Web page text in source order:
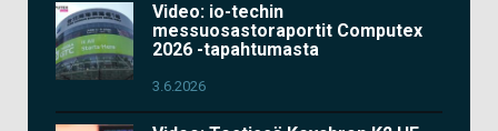
Video: io-techin
messuosastoraportit Computex
2026 -tapahtumasta
3.6.2026